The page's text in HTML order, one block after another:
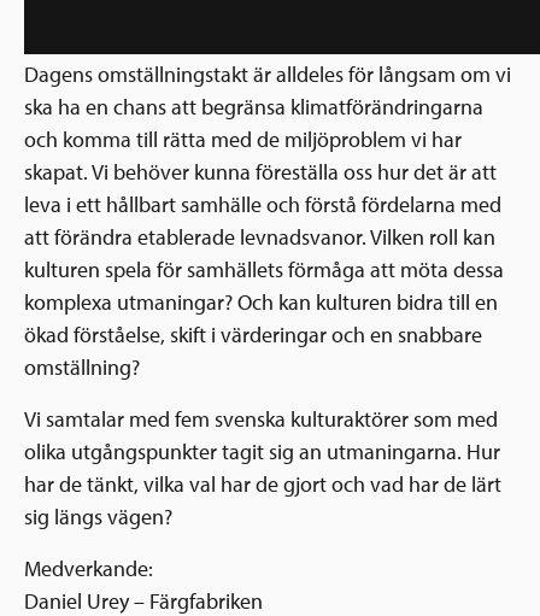
Dagens omställningstakt är alldeles för långsam om vi
ska ha en chans att begränsa klimatförändringarna
och komma till rätta med de miljöproblem vi har
skapat. Vi behöver kunna föreställa oss hur det är att
leva i ett hållbart samhälle och förstå fördelarna med
att förändra etablerade levnadsvanor. Vilken roll kan
kulturen spela för samhällets förmåga att möta dessa
komplexa utmaningar? Och kan kulturen bidra till en
ökad förståelse, skift i värderingar och en snabbare
omställning?
Vi samtalar med fem svenska kulturaktörer som med
olika utgångspunkter tagit sig an utmaningarna. Hur
har de tänkt, vilka val har de gjort och vad har de lärt
sig längs vägen?
Medverkande:
Daniel Urey – Färgfabriken